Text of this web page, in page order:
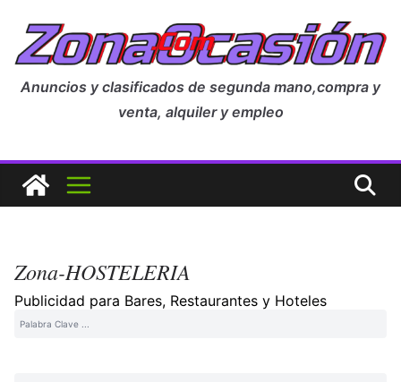
Anuncios y clasificados de segunda mano,compra y
venta, alquiler y empleo
Zona-HOSTELERIA
Publicidad para Bares, Restaurantes y Hoteles